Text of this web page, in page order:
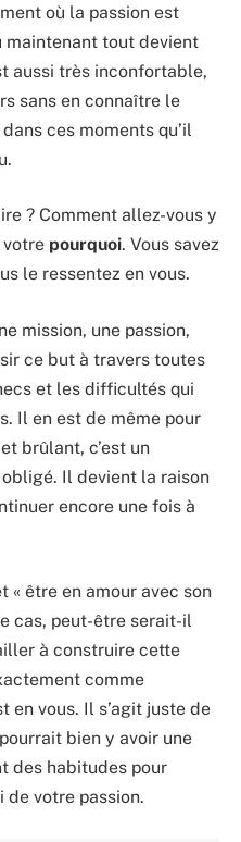
où la passion est
maintenant tout devient
aussi très inconfortable,
sans en connaître le
ces moments qu’il
? Comment allez-vous y
votre pourquoi. Vous savez
le ressentez en vous.
mission, une passion,
ce but à travers toutes
et les difficultés qui
Il en est de même pour
brûlant, c’est un
Il devient la raison
encore une fois à
« être en amour avec son
cas, peut-être serait-il
à construire cette
comme
en vous. Il s’agit juste de
bien y avoir une
des habitudes pour
de votre passion.